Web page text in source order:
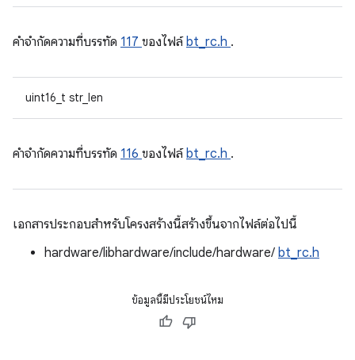
คําจํากัดความที่บรรทัด 117 ของไฟล์bt_rc.h .
uint16_t str_len
คําจํากัดความที่บรรทัด 116 ของไฟล์bt_rc.h .
เอกสารประกอบสำหรับโครงสร้างนี้สร้างขึ้นจากไฟล์ต่อไปนี้
hardware/libhardware/include/hardware/ bt_rc.h
ข้อมูลนี้มีประโยชน์ไหม